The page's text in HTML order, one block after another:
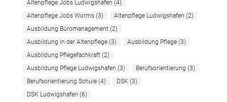
Altenpflege Jobs Ludwigshafen (4)
Altenpflege Jobs Worms(3) Altenpflege Ludwigshafen (2)
Ausbildung Büromanagement(2)
Ausbildung in der Altenpflege(3) Ausbildung Pflege(3)
Ausbildung Pflegefachkraft(2)
Ausbildung Pflege Ludwigshafen (3) Berufsorientierung (3)
Berufsorientierung Schule(4) DSK (3)
DSK Ludwigshafen (6)